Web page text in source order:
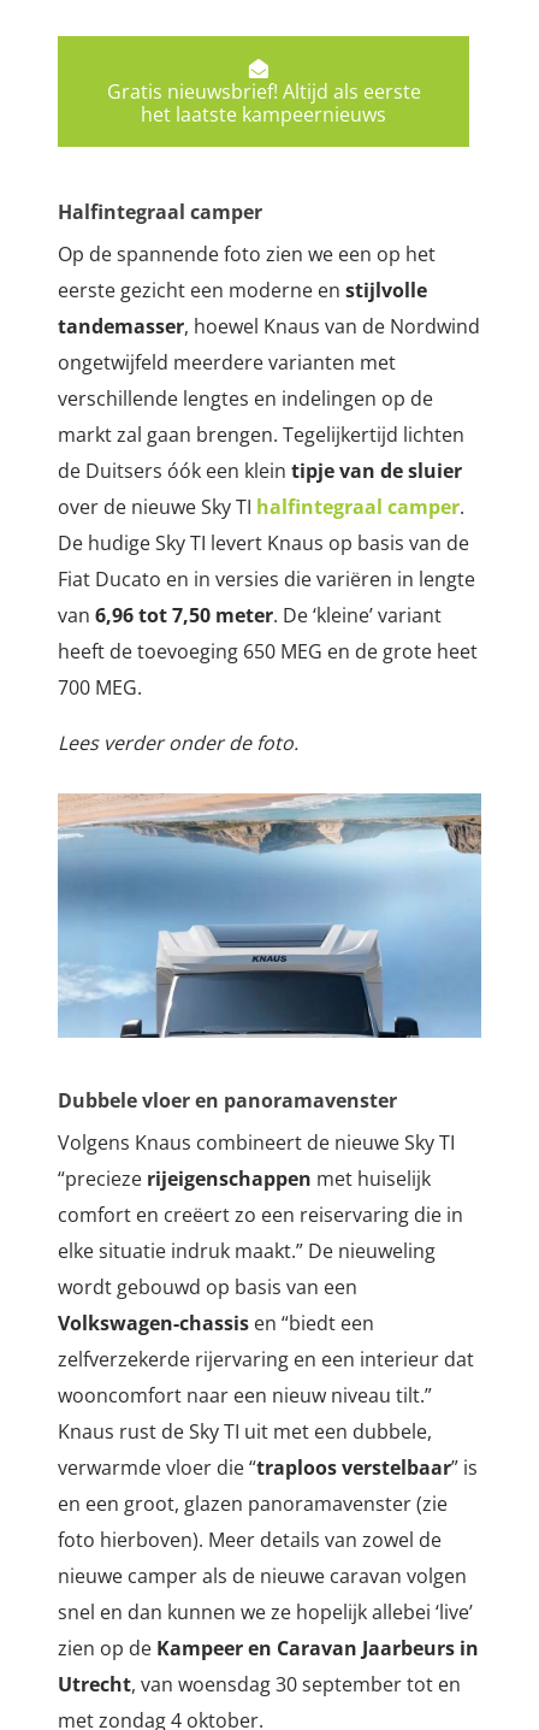
Gratis nieuwsbrief! Altijd als eerste
het laatste kampeernieuws
Halfintegraal camper
Op de spannende foto zien we een op het
eerste gezicht een moderne en stijlvolle
tandemasser, hoewel Knaus van de Nordwind
ongetwijfeld meerdere varianten met
verschillende lengtes en indelingen op de
markt zal gaan brengen. Tegelijkertijd lichten
de Duitsers óók een klein tipje van de sluier
over de nieuwe Sky TI halfintegraal camper.
De hudige Sky TI levert Knaus op basis van de
Fiat Ducato en in versies die variëren in lengte
van 6,96 tot 7,50 meter. De ‘kleine’ variant
heeft de toevoeging 650 MEG en de grote heet
700 MEG.
Lees verder onder de foto.
Dubbele vloer en panoramavenster
Volgens Knaus combineert de nieuwe Sky TI
“precieze rijeigenschappen met huiselijk
comfort en creëert zo een reiservaring die in
elke situatie indruk maakt.” De nieuweling
wordt gebouwd op basis van een
Volkswagen-chassis en “biedt een
zelfverzekerde rijervaring en een interieur dat
wooncomfort naar een nieuw niveau tilt.”
Knaus rust de Sky TI uit met een dubbele,
verwarmde vloer die “traploos verstelbaar” is
en een groot, glazen panoramavenster (zie
foto hierboven). Meer details van zowel de
nieuwe camper als de nieuwe caravan volgen
snel en dan kunnen we ze hopelijk allebei ‘live’
zien op de Kampeer en Caravan Jaarbeurs in
Utrecht, van woensdag 30 september tot en
met zondag 4 oktober.